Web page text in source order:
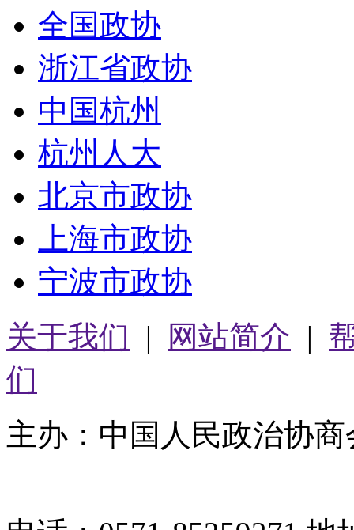
全国政协
浙江省政协
中国杭州
杭州人大
北京市政协
上海市政协
宁波市政协
关于我们 | 网站简介 |
们
主办：中国人民政治协